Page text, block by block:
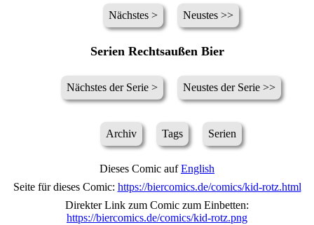
Nächstes > Neustes >>
Serien Rechtsaußen Bier
Nächstes der Serie > Neustes der Serie >>
Archiv Tags Serien
Dieses Comic aufEnglish
Seite für dieses Comic: https://biercomics.de/comics/kid-rotz.html
Direkter Link zum Comic zum Einbetten:
https://biercomics.de/comics/kid-rotz.png